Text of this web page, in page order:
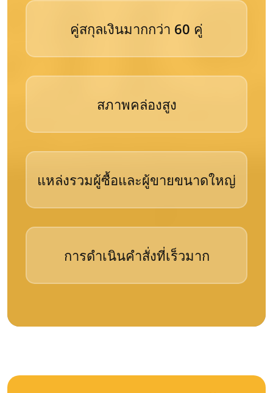
คู่สกุลเงินมากกว่า 60 คู่
สภาพคล่องสูง
แหล่งรวมผู้ซื้อและผู้ขายขนาดใหญ่
การดำเนินคำสั่งที่เร็วมาก